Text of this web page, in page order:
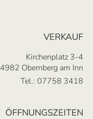
VERKAUF
Kirchenplatz 3-4
4982 Obernberg am Inn
Tel.: 07758 3418
ÖFFNUNGSZEITEN